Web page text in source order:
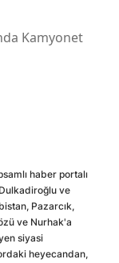
Kamyonet
haber portalı
ve
Pazarcık,
ve Nurhak'a
siyasi
heyecandan,